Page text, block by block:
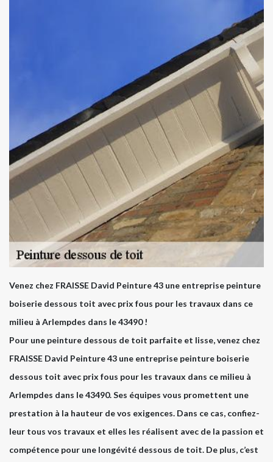
Venez chez FRAISSE David Peinture 43 une entreprise peinture
boiserie dessous toit avec prix fous pour les travaux dans ce
milieu à Arlempdes dans le 43490 !
Pour une peinture dessous de toit parfaite et lisse, venez chez
FRAISSE David Peinture 43 une entreprise peinture boiserie
dessous toit avec prix fous pour les travaux dans ce milieu à
Arlempdes dans le 43490. Ses équipes vous promettent une
prestation à la hauteur de vos exigences. Dans ce cas, confiez-
leur tous vos travaux et elles les réalisent avec de la passion et
compétence pour une longévité dessous de toit. De plus, c’est